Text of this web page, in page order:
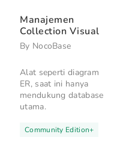
Manajemen
Collection Visual
By NocoBase
Alat seperti diagram
ER, saat ini hanya
mendukung database
utama.
Community Edition+